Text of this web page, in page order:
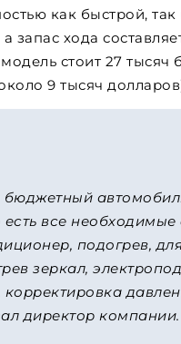
как быстрой,
запас хода
стоит 27 тысяч
9 тысяч
бюджетный
есть все
подогрев,
зеркал,
директор компании.